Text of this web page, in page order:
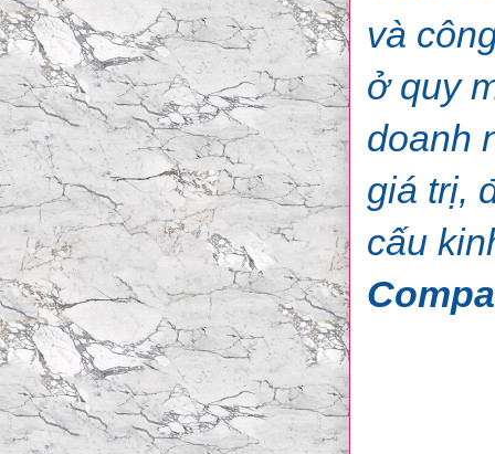
và
ở quy
doanh
giá trị,
cấu